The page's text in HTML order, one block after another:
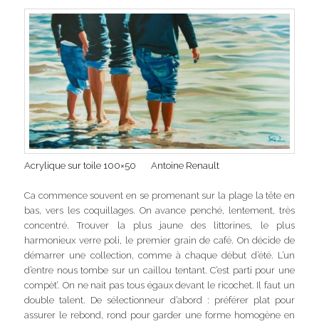
Acrylique sur toile 100×50 Antoine Renault
Ca commence souvent en se promenant sur la plage la tête en
bas, vers les coquillages. On avance penché, lentement, très
concentré. Trouver la plus jaune des littorines, le plus
harmonieux verre poli, le premier grain de café. On décide de
démarrer une collection, comme à chaque début d’été. L’un
d’entre nous tombe sur un caillou tentant. C’est parti pour une
compèt’. On ne nait pas tous égaux devant le ricochet. Il faut un
double talent. De sélectionneur d’abord : préférer plat pour
assurer le rebond, rond pour garder une forme homogène en